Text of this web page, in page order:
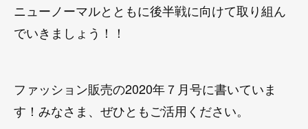
ニューノーマルとともに後半戦に向けて取り組ん
でいきましょう！！
ファッション販売の2020年７月号に書いていま
す！みなさま、ぜひともご活用ください。